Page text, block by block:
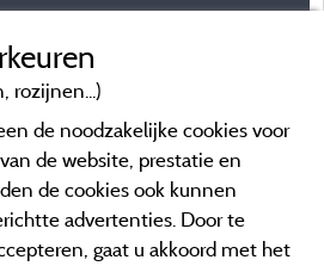
rozijnen...)
de noodzakelijke cookies voor
de website, prestatie en
de cookies ook kunnen
advertenties. Door te
gaat u akkoord met het